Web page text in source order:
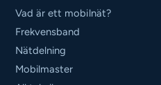
Vad är ett mobilnät?
Frekvensband
Nätdelning
Mobilmaster